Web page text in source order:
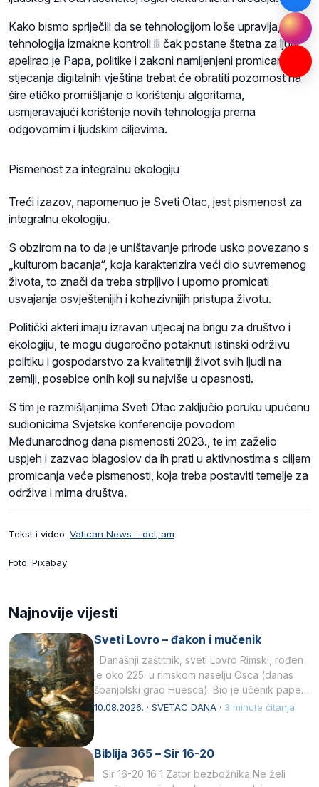
Kako bismo spriječili da se tehnologijom loše upravlja, da
tehnologija izmakne kontroli ili čak postane štetna za ljudi,
apelirao je Papa, politike i zakoni namijenjeni promicanju
stjecanja digitalnih vještina trebat će obratiti pozornost na
šire etičko promišljanje o korištenju algoritama,
usmjeravajući korištenje novih tehnologija prema
odgovornim i ljudskim ciljevima.
Pismenost za integralnu ekologiju
Treći izazov, napomenuo je Sveti Otac, jest pismenost za
integralnu ekologiju.
S obzirom na to da je uništavanje prirode usko povezano s
„kulturom bacanja“, koja karakterizira veći dio suvremenog
života, to znači da treba strpljivo i uporno promicati
usvajanja osvještenijih i kohezivnijih pristupa životu.
Politički akteri imaju izravan utjecaj na brigu za društvo i
ekologiju, te mogu dugoročno potaknuti istinski održivu
politiku i gospodarstvo za kvalitetniji život svih ljudi na
zemlji, posebice onih koji su najviše u opasnosti.
S tim je razmišljanjima Sveti Otac zaključio poruku upućenu
sudionicima Svjetske konferencije povodom
Međunarodnog dana pismenosti 2023., te im zaželio
uspjeh i zazvao blagoslov da ih prati u aktivnostima s ciljem
promicanja veće pismenosti, koja treba postaviti temelje za
održiva i mirna društva.
Tekst i video: Vatican News – dcl; am
Foto: Pixabay
Najnovije vijesti
Sveti Lovro – đakon i mučenik
Današnji zaštitnik, sveti Lovro Rimski, rođen
je oko 225. u rimskom naselju Osca (danas
španjolski grad Huesca). Bio je učenik pape…
10.08.2026. · SVETAC DANA · 3 minute čitanja
Biblija 365 – Sir 16-20
Sir 16-20 16 1 Zator bezbožnika Ne želi